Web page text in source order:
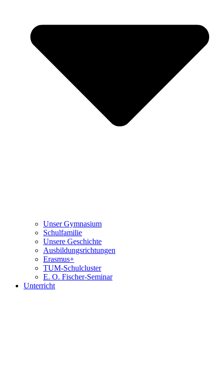
Unser Gymnasium
Schulfamilie
Unsere Geschichte
Ausbildungsrichtungen
Erasmus+
TUM-Schulcluster
E. O. Fischer-Seminar
Unterricht